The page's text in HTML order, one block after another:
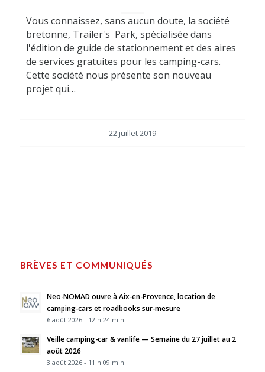
Vous connaissez, sans aucun doute, la société
bretonne, Trailer's Park, spécialisée dans
l'édition de guide de stationnement et des aires
de services gratuites pour les camping-cars.
Cette société nous présente son nouveau
projet qui…
22 juillet 2019
BRÈVES ET COMMUNIQUÉS
Neo-NOMAD ouvre à Aix-en-Provence, location de
camping-cars et roadbooks sur-mesure
6 août 2026 - 12 h 24 min
Veille camping-car & vanlife — Semaine du 27 juillet au 2
août 2026
3 août 2026 - 11 h 09 min